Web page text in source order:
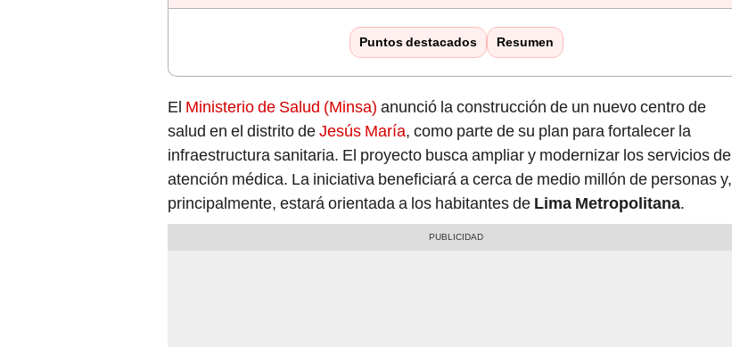
Puntos destacados Resumen
El Ministerio de Salud (Minsa) anunció la construcción de un nuevo centro de
salud en el distrito deJesús María, como parte de su plan para fortalecer la
infraestructura sanitaria. El proyecto busca ampliar y modernizar los servicios de
atención médica. La iniciativa beneficiará a cerca de medio millón de personas y,
principalmente, estará orientada a los habitantes de Lima Metropolitana.